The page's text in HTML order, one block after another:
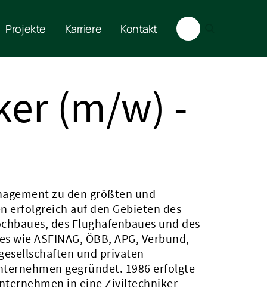
Projekte Karriere Kontakt
(m/w) -
zu den größten und
erfolgreich auf den Gebieten des
des Flughafenbaues und des
ASFINAG, ÖBB, APG, Verbund,
und privaten
gegründet. 1986 erfolgte
in eine Ziviltechniker